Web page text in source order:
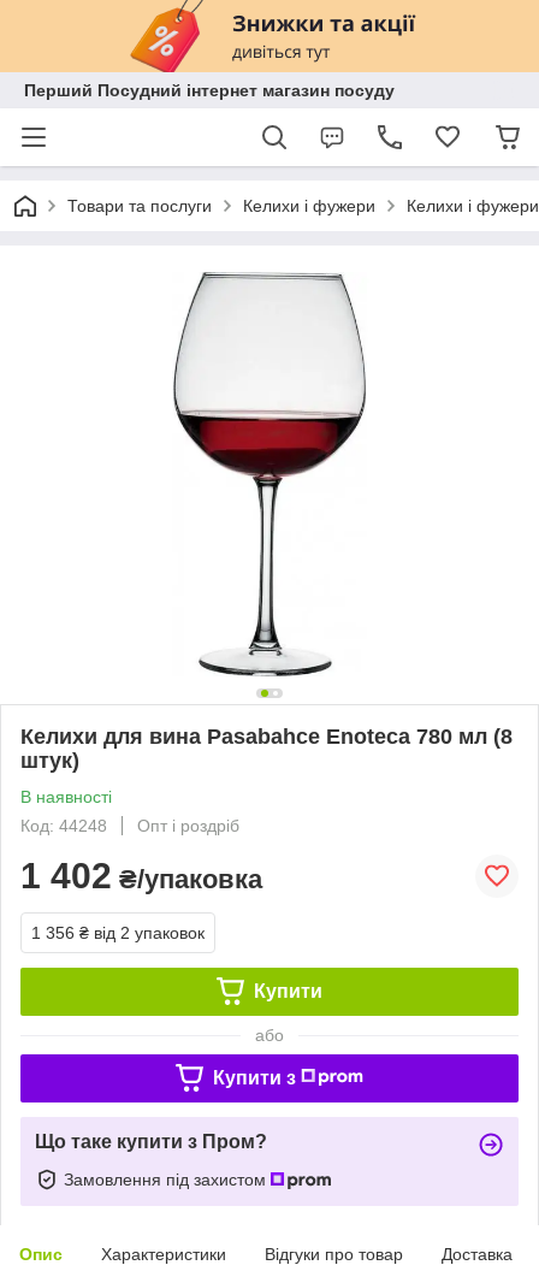
Перший Посудний інтернет магазин посуду
Товари та послуги Келихи і фужери Келихи і
Келихи для вина Pasabahce Enoteca 780 мл (8
штук)
В наявності
Код: 44248
Опт і роздріб
1 402 ₴/упаковка
1 356 ₴ від 2 упаковок
Купити
або
Купити з
Що таке купити з Пром?
Замовлення під захистом
Опис Характеристики Відгуки про товар Доставка